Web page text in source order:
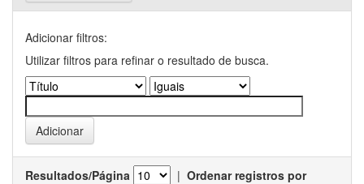
Adicionar filtros:
Utilizar filtros para refinar o resultado de busca.
Resultados/Página | Ordenar registros por